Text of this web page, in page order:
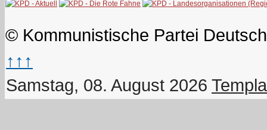
© Kommunistische Partei
↑↑↑
Samstag, 08. August 2026